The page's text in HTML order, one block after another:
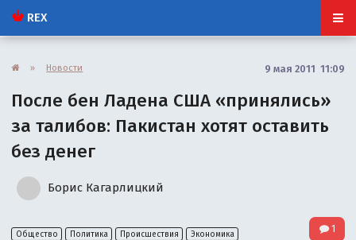
REX
» Новости 9 мая 2011 11:09
После бен Ладена США «принялись»
за талибов: Пакистан хотят оставить
без денег
Борис Кагарлицкий
Общество Политика Происшествия Экономика 1